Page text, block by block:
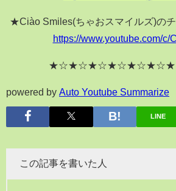
★Ciào Smiles(ちゃおスマイルズ)の
https://www.youtube.com/c/
powered by Auto Youtube Summarize
LINE
この記事を書いた人